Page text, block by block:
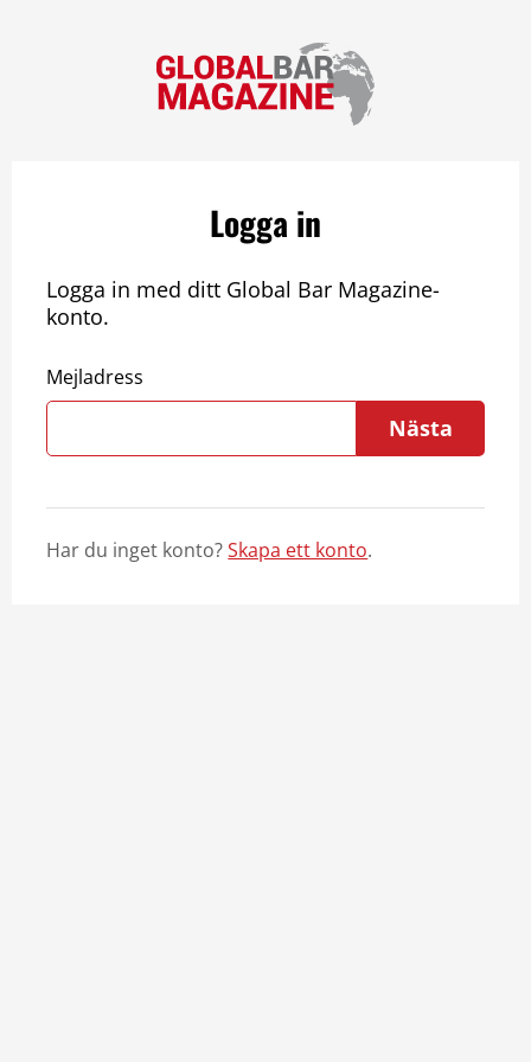
Logga in
Logga in med ditt Global Bar Magazine-
konto.
Mejladress
Nästa
Har du inget konto?Skapa ett konto.